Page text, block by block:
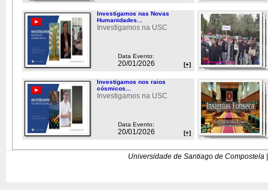
Investigamos nas Novas
Humanidades...
Investigamos na USC
Data Evento:
20/01/2026 [+]
Investigamos nos raios
cósmicos...
Investigamos na USC
Data Evento:
20/01/2026 [+]
Universidade de Santiago de